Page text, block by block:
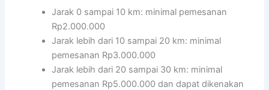
Jarak 0 sampai 10 km: minimal pemesanan
Rp2.000.000
Jarak lebih dari 10 sampai 20 km: minimal
pemesanan Rp3.000.000
Jarak lebih dari 20 sampai 30 km: minimal
pemesanan Rp5.000.000 dan dapat dikenakan